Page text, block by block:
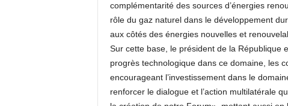
complémentarité des sources d’énergies
rôle du gaz naturel dans le développement
aux côtés des énergies nouvelles et
Sur cette base, le président de la République
progrès technologique dans ce domaine, les
encourageant l’investissement dans le
renforcer le dialogue et l’action multilatérale